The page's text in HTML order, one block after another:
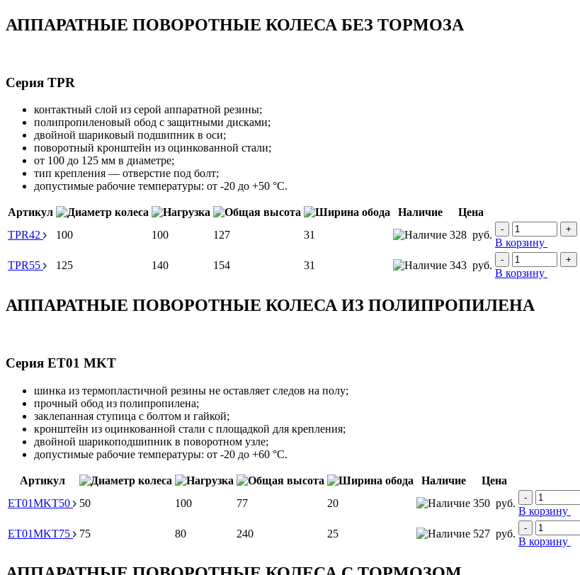
АППАРАТНЫЕ ПОВОРОТНЫЕ КОЛЕСА БЕЗ ТОРМОЗА
Серия TPR
контактный слой из серой аппаратной резины;
полипропиленовый обод с защитными дисками;
двойной шариковый подшипник в оси;
поворотный кронштейн из оцинкованной стали;
от 100 до 125 мм в диаметре;
тип крепления — отверстие под болт;
допустимые рабочие температуры: от -20 до +50 °С.
Артикул Наличие
Цена
TPR42
100 100 127 31 328 руб. - +
В корзину
TPR55
125 140 154 31 343 руб. - +
В корзину
АППАРАТНЫЕ ПОВОРОТНЫЕ КОЛЕСА ИЗ ПОЛИПРОПИЛЕНА
Серия ET01 MKT
шинка из термопластичной резины не оставляет следов на полу;
прочный обод из полипропилена;
заклепанная ступица с болтом и гайкой;
кронштейн из оцинкованной стали с площадкой для крепления;
двойной шарикоподшипник в поворотном узле;
допустимые рабочие температуры: от -20 до +60 °С.
Артикул Наличие
Цена
ET01MKT50
50 100 77 20 350 руб. -
В корзину
ET01MKT75
75 80 240 25 527 руб. -
В корзину